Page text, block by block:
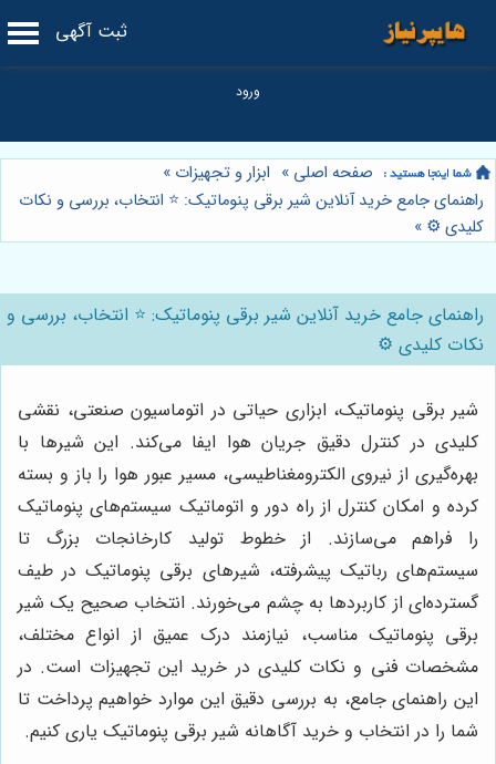
ثبت آگهی
صفحه اصلی » ابزار و تجهیزات »
راهنمای جامع خرید آنلاین شیر برقی پنوماتیک: ⭐️ انتخاب، بررسی و نکات
کلیدی ⚙️ »
راهنمای جامع خرید آنلاین شیر برقی پنوماتیک: ⭐️ انتخاب، بررسی و
نکات کلیدی ⚙️
شیر برقی پنوماتیک، ابزاری حیاتی در اتوماسیون صنعتی، نقشی
کلیدی در کنترل دقیق جریان هوا ایفا می‌کند. این شیرها با
بهره‌گیری از نیروی الکترومغناطیسی، مسیر عبور هوا را باز و بسته
کرده و امکان کنترل از راه دور و اتوماتیک سیستم‌های پنوماتیک
را فراهم می‌سازند. از خطوط تولید کارخانجات بزرگ تا
سیستم‌های رباتیک پیشرفته، شیرهای برقی پنوماتیک در طیف
گسترده‌ای از کاربردها به چشم می‌خورند. انتخاب صحیح یک شیر
برقی پنوماتیک مناسب، نیازمند درک عمیق از انواع مختلف،
مشخصات فنی و نکات کلیدی در خرید این تجهیزات است. در
این راهنمای جامع، به بررسی دقیق این موارد خواهیم پرداخت تا
شما را در انتخاب و خرید آگاهانه شیر برقی پنوماتیک یاری کنیم.